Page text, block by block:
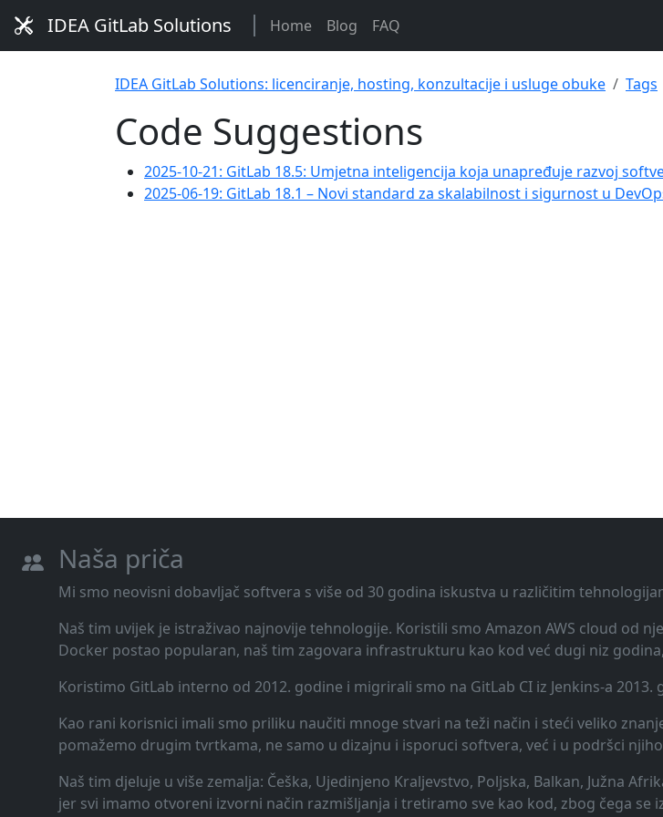
IDEA GitLab Solutions Home Blog FAQ
IDEA GitLab Solutions: licenciranje, hosting, konzultacije i usluge obuke Tags
Code Suggestions
2025-10-21: GitLab 18.5: Umjetna inteligencija koja unapređuje razvoj
2025-06-19: GitLab 18.1 – Novi standard za skalabilnost i sigurnost u
Naša priča
Mi smo neovisni dobavljač softvera s više od 30 godina iskustva u različitim
Naš tim uvijek je istraživao najnovije tehnologije. Koristili smo Amazon AWS cloud od
Docker postao popularan, naš tim zagovara infrastrukturu kao kod već dugi niz
Koristimo GitLab interno od 2012. godine i migrirali smo na GitLab CI iz Jenkins-a
Kao rani korisnici imali smo priliku naučiti mnoge stvari na teži način i steći veliko
pomažemo drugim tvrtkama, ne samo u dizajnu i isporuci softvera, već i u podršci
Naš tim djeluje u više zemalja: Češka, Ujedinjeno Kraljevstvo, Poljska, Balkan, Južna
jer svi imamo otvoreni izvorni način razmišljanja i tretiramo sve kao kod, zbog čega se